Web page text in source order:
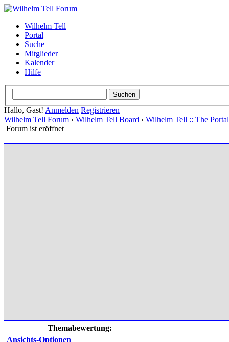
Wilhelm Tell
Portal
Suche
Mitglieder
Kalender
Hilfe
Hallo, Gast! Anmelden Registrieren
Wilhelm Tell Forum › Wilhelm Tell Board › Wilhelm Tell :: The
Forum ist eröffnet
Themabewertung:
Ansichts-Optionen